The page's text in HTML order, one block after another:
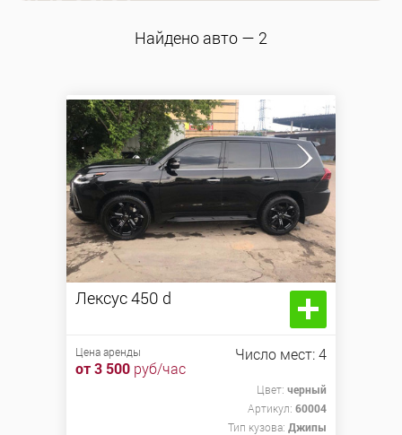
Показать авто Сбросить
Найдено авто — 2
Лексус 450 d
Число мест: 4
Цена аренды
от 3 500 руб/час
Цвет: черный
Артикул: 60004
Тип кузова: Джипы
Лексус 450 d
2018 г.в.
Заказать прокат